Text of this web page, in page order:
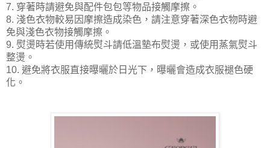
7. 穿著時請避免與配件包包等物品接觸摩擦。
8. 淺色衣物較易因摩擦造成染色，請注意穿著深色衣物時避
免與淺色衣物接觸摩擦。
9. 熨燙時若使用傳統熨斗請低溫墊布熨燙，或使用蒸氣熨斗
整燙。
10. 避免將衣服直接曝曬於日光下，曝曬會造成衣服褪色硬
化。